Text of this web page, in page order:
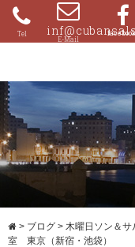
Skip
content
080-
> ブログ > 木曜日ソン＆
室 東京（新宿・池袋）